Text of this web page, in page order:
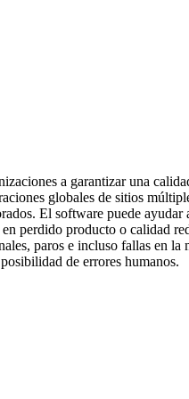
a garantizar una
globales de sitios
El software puede ayudar
perdido producto o calidad
paros e incluso fallas en la
de errores humanos.